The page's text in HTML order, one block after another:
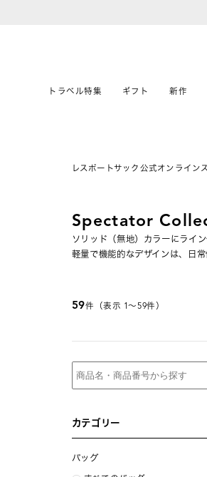
トラベル特集 ギフト 新作
レスポートサック公式オンライン
Spectator
ソリッド（無地）カラーにライ
軽量で機能的なデザインは、日
59件（表示 1〜59件）
カテゴリー
バッグ